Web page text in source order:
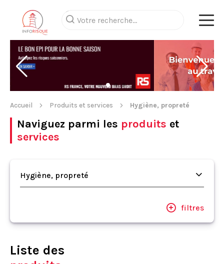
Accueil Produits et services Hygiène, propreté
Naviguez parmi les produits et
services
Hygiène, propreté
filtres
Liste des